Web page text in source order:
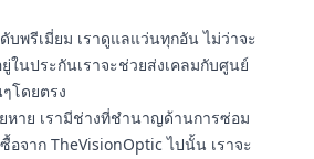
บพรีเมี่ยม เราดูแลแว่นทุกอัน ไม่ว่าจะ
ในประกันเราจะช่วยส่งเคลมกับศูนย์
โดยตรง
หาย เรามีช่างที่ชำนาญด้านการซ่อม
จาก TheVisionOptic ไปนั้น เราจะ